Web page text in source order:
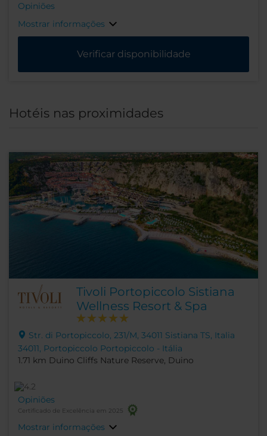
Opiniões
Mostrar informações
Verificar disponibilidade
Hotéis nas proximidades
Tivoli Portopiccolo Sistiana
Wellness Resort & Spa
Str. di Portopiccolo, 231/M, 34011 Sistiana TS, Italia
34011, Portopiccolo Portopiccolo - Itália
1.71 km Duino Cliffs Nature Reserve, Duino
Opiniões
Certificado de Excelência em 2025
Mostrar informações